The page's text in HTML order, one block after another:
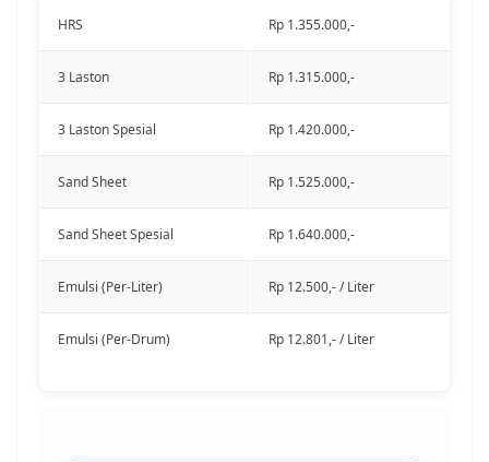
HRS Rp 1.355.000,-
3 Laston Rp 1.315.000,-
3 Laston Spesial Rp 1.420.000,-
Sand Sheet Rp 1.525.000,-
Sand Sheet Spesial Rp 1.640.000,-
Emulsi (Per-Liter) Rp 12.500,- / Liter
Emulsi (Per-Drum) Rp 12.801,- / Liter